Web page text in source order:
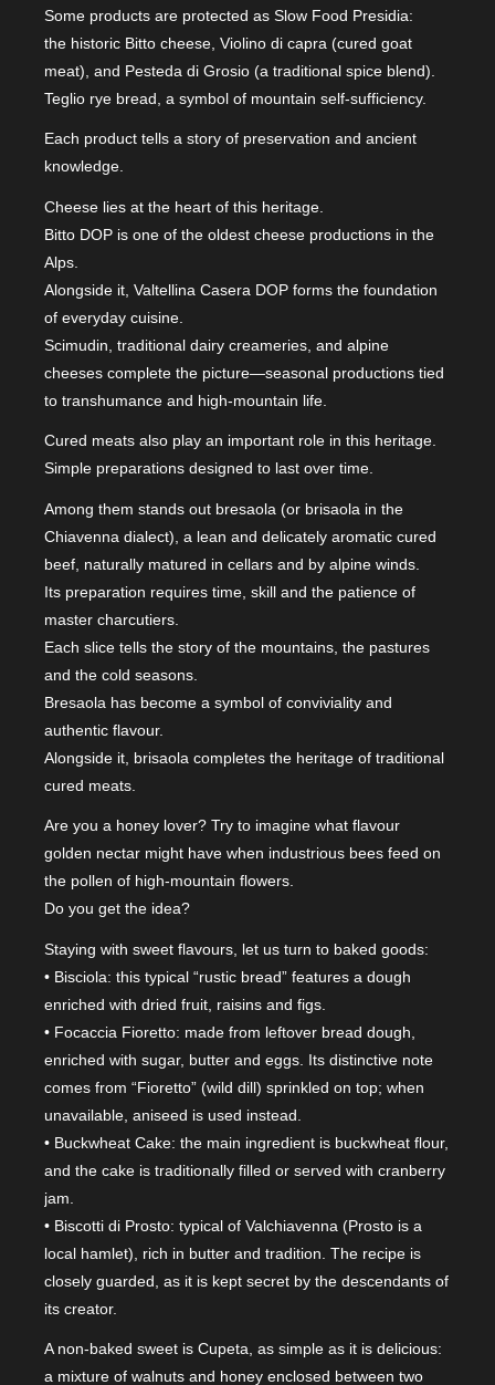
Some products are protected as Slow Food Presidia:
the historic Bitto cheese, Violino di capra (cured goat
meat), and Pesteda di Grosio (a traditional spice blend).
Teglio rye bread, a symbol of mountain self-sufficiency.
Each product tells a story of preservation and ancient
knowledge.
Cheese lies at the heart of this heritage.
Bitto DOP is one of the oldest cheese productions in the
Alps.
Alongside it, Valtellina Casera DOP forms the foundation
of everyday cuisine.
Scimudin, traditional dairy creameries, and alpine
cheeses complete the picture—seasonal productions tied
to transhumance and high-mountain life.
Cured meats also play an important role in this heritage.
Simple preparations designed to last over time.
Among them stands out bresaola (or brisaola in the
Chiavenna dialect), a lean and delicately aromatic cured
beef, naturally matured in cellars and by alpine winds.
Its preparation requires time, skill and the patience of
master charcutiers.
Each slice tells the story of the mountains, the pastures
and the cold seasons.
Bresaola has become a symbol of conviviality and
authentic flavour.
Alongside it, brisaola completes the heritage of traditional
cured meats.
Are you a honey lover? Try to imagine what flavour
golden nectar might have when industrious bees feed on
the pollen of high-mountain flowers.
Do you get the idea?
Staying with sweet flavours, let us turn to baked goods:
• Bisciola: this typical “rustic bread” features a dough
enriched with dried fruit, raisins and figs.
• Focaccia Fioretto: made from leftover bread dough,
enriched with sugar, butter and eggs. Its distinctive note
comes from “Fioretto” (wild dill) sprinkled on top; when
unavailable, aniseed is used instead.
• Buckwheat Cake: the main ingredient is buckwheat flour,
and the cake is traditionally filled or served with cranberry
jam.
• Biscotti di Prosto: typical of Valchiavenna (Prosto is a
local hamlet), rich in butter and tradition. The recipe is
closely guarded, as it is kept secret by the descendants of
its creator.
A non-baked sweet is Cupeta, as simple as it is delicious:
a mixture of walnuts and honey enclosed between two